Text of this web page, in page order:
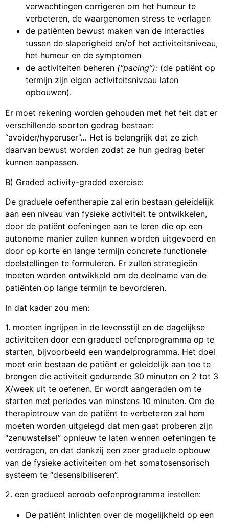
verwachtingen corrigeren om het humeur te
verbeteren, de waargenomen stress te verlagen
de patiënten bewust maken van de interacties
tussen de slaperigheid en/of het activiteitsniveau,
het humeur en de symptomen
de activiteiten beheren (“pacing”): (de patiënt op
termijn zijn eigen activiteitsniveau laten
opbouwen).
Er moet rekening worden gehouden met het feit dat er
verschillende soorten gedrag bestaan:
“avoider/hyperuser”… Het is belangrijk dat ze zich
daarvan bewust worden zodat ze hun gedrag beter
kunnen aanpassen.
B) Graded activity-graded exercise:
De graduele oefentherapie zal erin bestaan geleidelijk
aan een niveau van fysieke activiteit te ontwikkelen,
door de patiënt oefeningen aan te leren die op een
autonome manier zullen kunnen worden uitgevoerd en
door op korte en lange termijn concrete functionele
doelstellingen te formuleren. Er zullen strategieën
moeten worden ontwikkeld om de deelname van de
patiënten op lange termijn te bevorderen.
In dat kader zou men:
1. moeten ingrijpen in de levensstijl en de dagelijkse
activiteiten door een gradueel oefenprogramma op te
starten, bijvoorbeeld een wandelprogramma. Het doel
moet erin bestaan de patiënt er geleidelijk aan toe te
brengen die activiteit gedurende 30 minuten en 2 tot 3
X/week uit te oefenen. Er wordt aangeraden om te
starten met periodes van minstens 10 minuten. Om de
therapietrouw van de patiënt te verbeteren zal hem
moeten worden uitgelegd dat men gaat proberen zijn
“zenuwstelsel” opnieuw te laten wennen oefeningen te
verdragen, en dat dankzij een zeer graduele opbouw
van de fysieke activiteiten om het somatosensorisch
systeem te “desensibiliseren”.
2. een gradueel aeroob oefenprogramma instellen:
De patiënt inlichten over de mogelijkheid op een